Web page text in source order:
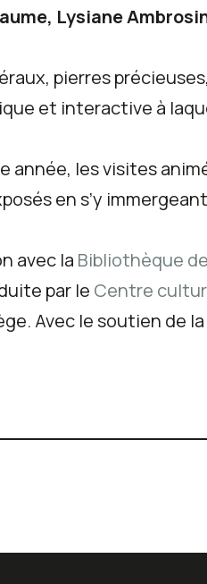
Lysiane
pierres
et interactive à
année, les visites
en s’y
avec la Bibliothèque
par le Centre
Avec le soutien de